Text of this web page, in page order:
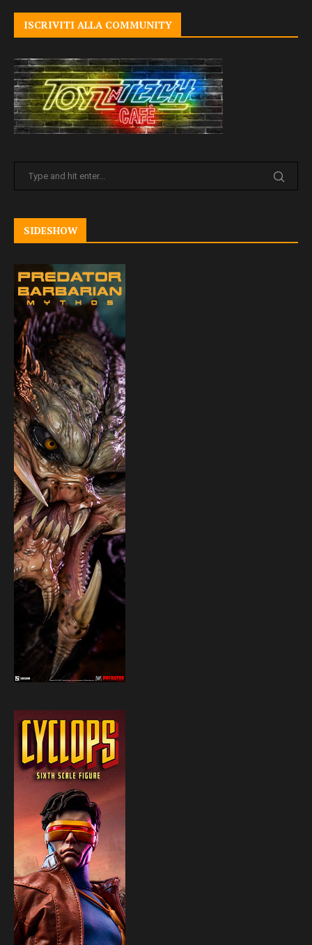
ISCRIVITI ALLA COMMUNITY
SIDESHOW